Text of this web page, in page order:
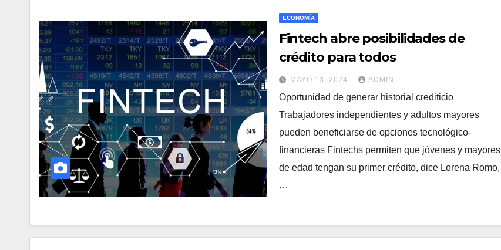
ECONOMÍA
Fintech abre posibilidades de
crédito para todos
MAYO 13, 2024 ADMIN
Oportunidad de generar historial crediticio
Trabajadores independientes y adultos mayores
pueden beneficiarse de opciones tecnológico-
financieras Fintechs permiten que jóvenes y mayores
de edad tengan su primer crédito, dice Lorena Romo,
…